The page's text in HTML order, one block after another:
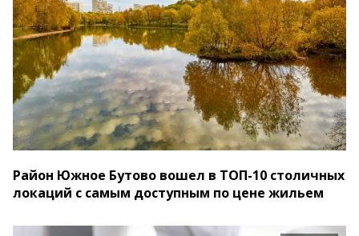
Район Южное Бутово вошел в ТОП-10 столичных
локаций с самым доступным по цене жильем